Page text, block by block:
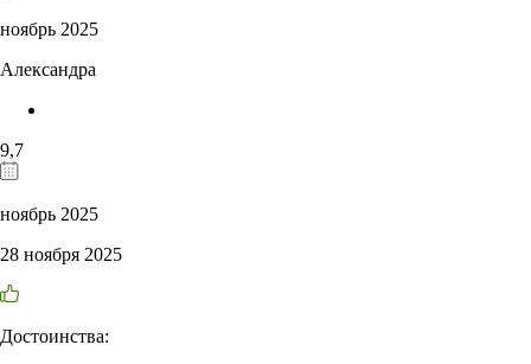
ноябрь 2025
Александра
9,7
ноябрь 2025
28 ноября 2025
Достоинства: